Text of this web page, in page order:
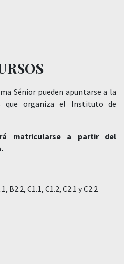
Sénior pueden apuntarse a la
que organiza el Instituto de
matricularse a partir del
B2.2, C1.1, C1.2, C2.1 y C2.2